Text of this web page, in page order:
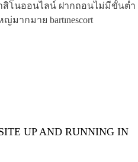
คาสิโนออนไลน์ ฝากถอนไม่มีขั้นต่ำ
มากมาย bartınescort
UP AND RUNNING IN
10 กรกฎาคม
ภัฏสวนสุนันทา รอบมหา